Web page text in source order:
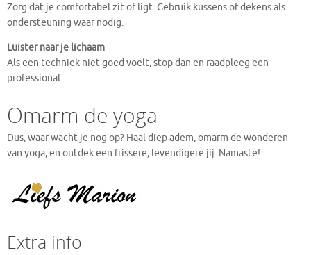
Zorg dat je comfortabel zit of ligt. Gebruik kussens of dekens als
ondersteuning waar nodig.
Luister naar je lichaam
Als een techniek niet goed voelt, stop dan en raadpleeg een
professional.
Omarm de yoga
Dus, waar wacht je nog op? Haal diep adem, omarm de wonderen
van yoga, en ontdek een frissere, levendigere jij. Namaste!
Extra info